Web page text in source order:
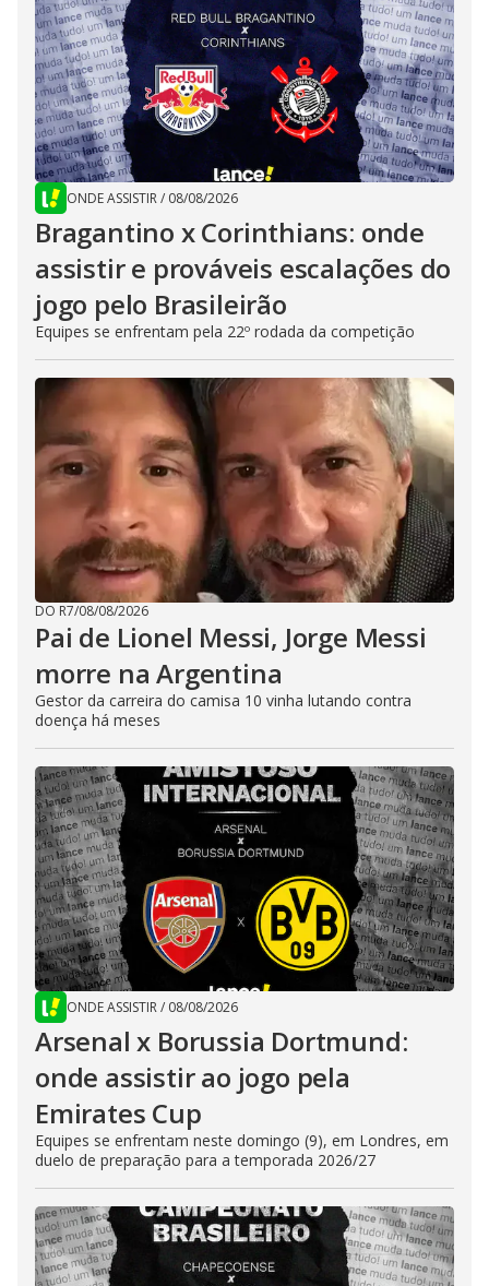
ONDE ASSISTIR/ 08/08/2026
Bragantino x Corinthians: onde
assistir e prováveis escalações do
jogo pelo Brasileirão
Equipes se enfrentam pela 22º rodada da competição
DO R7/08/08/2026
Pai de Lionel Messi, Jorge Messi
morre na Argentina
Gestor da carreira do camisa 10 vinha lutando contra
doença há meses
ONDE ASSISTIR/ 08/08/2026
Arsenal x Borussia Dortmund:
onde assistir ao jogo pela
Emirates Cup
Equipes se enfrentam neste domingo (9), em Londres, em
duelo de preparação para a temporada 2026/27